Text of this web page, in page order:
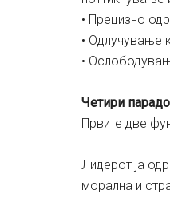
• Прецизно
• Одлучување
•
Четири
Првите две
Лидерот ја
морална и